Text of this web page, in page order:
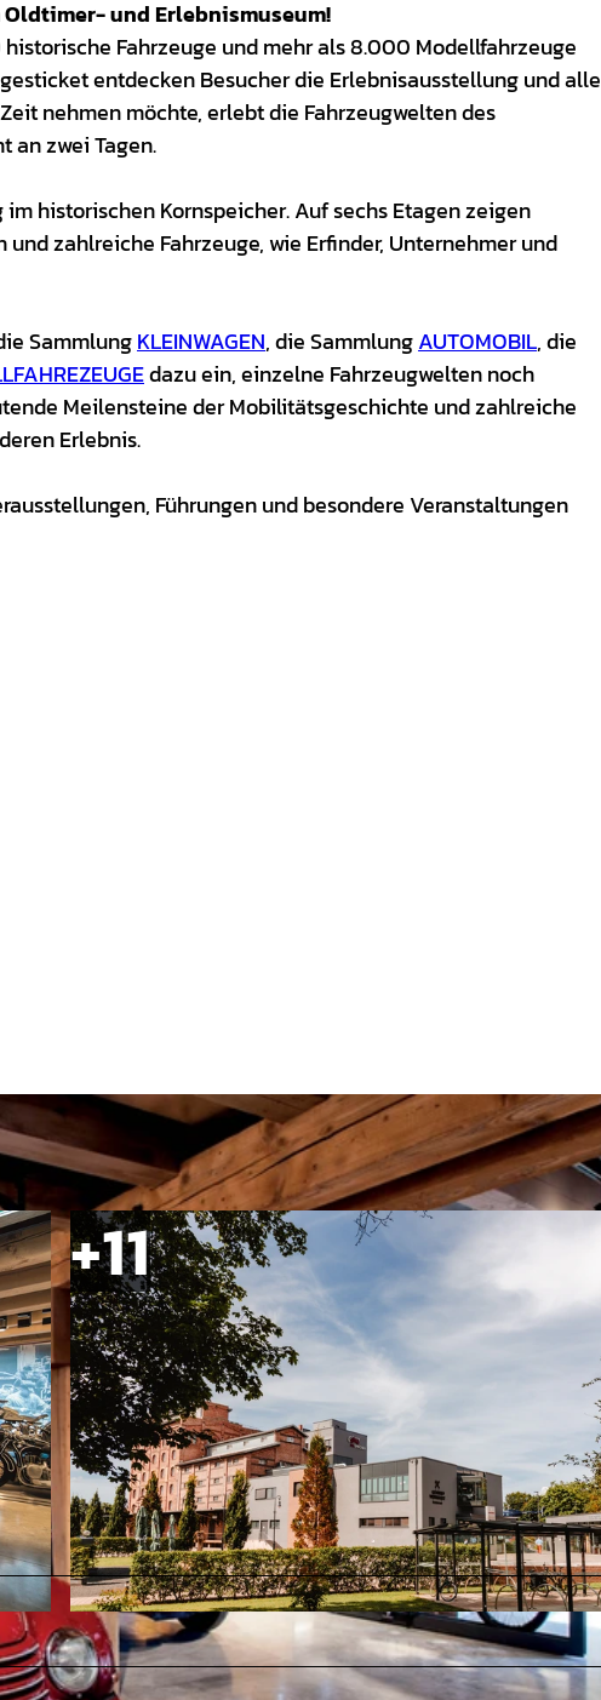
Oldtimer- und Erlebnismuseum!
Fahrzeuge und mehr als 8.000 Modellfahrzeuge
entdecken Besucher die Erlebnisausstellung und alle
nehmen möchte, erlebt die Fahrzeugwelten des
an zwei Tagen.
historischen Kornspeicher. Auf sechs Etagen zeigen
zahlreiche Fahrzeuge, wie Erfinder, Unternehmer und
SammlungKLEINWAGEN, die SammlungAUTOMOBIL, die
dazu ein, einzelne Fahrzeugwelten noch
Meilensteine der Mobilitätsgeschichte und zahlreiche
Erlebnis.
Führungen und besondere Veranstaltungen
© Daniel Li Photography | CC-BY-SA